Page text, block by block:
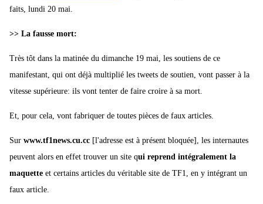
faits, lundi 20 mai.
>> La fausse mort:
Très tôt dans la matinée du dimanche 19 mai, les soutiens de ce
manifestant, qui ont déjà multiplié les tweets de soutien, vont passer à la
vitesse supérieure: ils vont tenter de faire croire à sa mort.
Et, pour cela, vont fabriquer de toutes pièces de faux articles.
Sur www.tf1news.cu.cc [l'adresse est à présent bloquée], les internautes
peuvent alors en effet trouver un site qui reprend intégralement la
maquette et certains articles du véritable site de TF1, en y intégrant un
faux article.